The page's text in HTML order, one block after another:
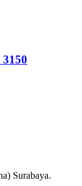
Surabaya.